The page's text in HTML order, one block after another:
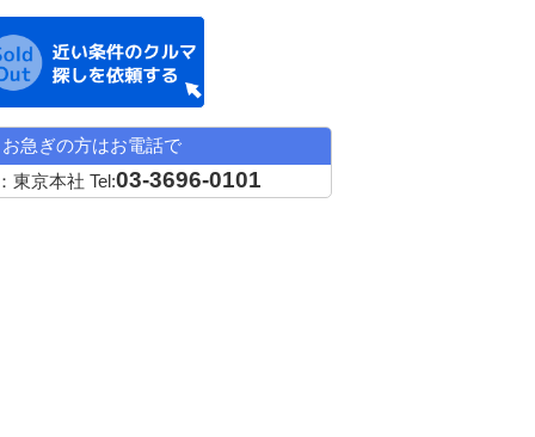
お急ぎの方はお電話で
東京本社 Tel:03-3696-0101